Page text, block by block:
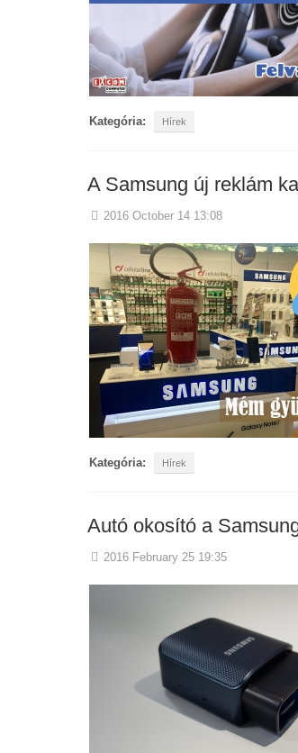
Kategória: Hírek
A Samsung új reklám
2016 October 14 13:08
Kategória: Hírek
Autó okosító a
2016 February 25 19:35